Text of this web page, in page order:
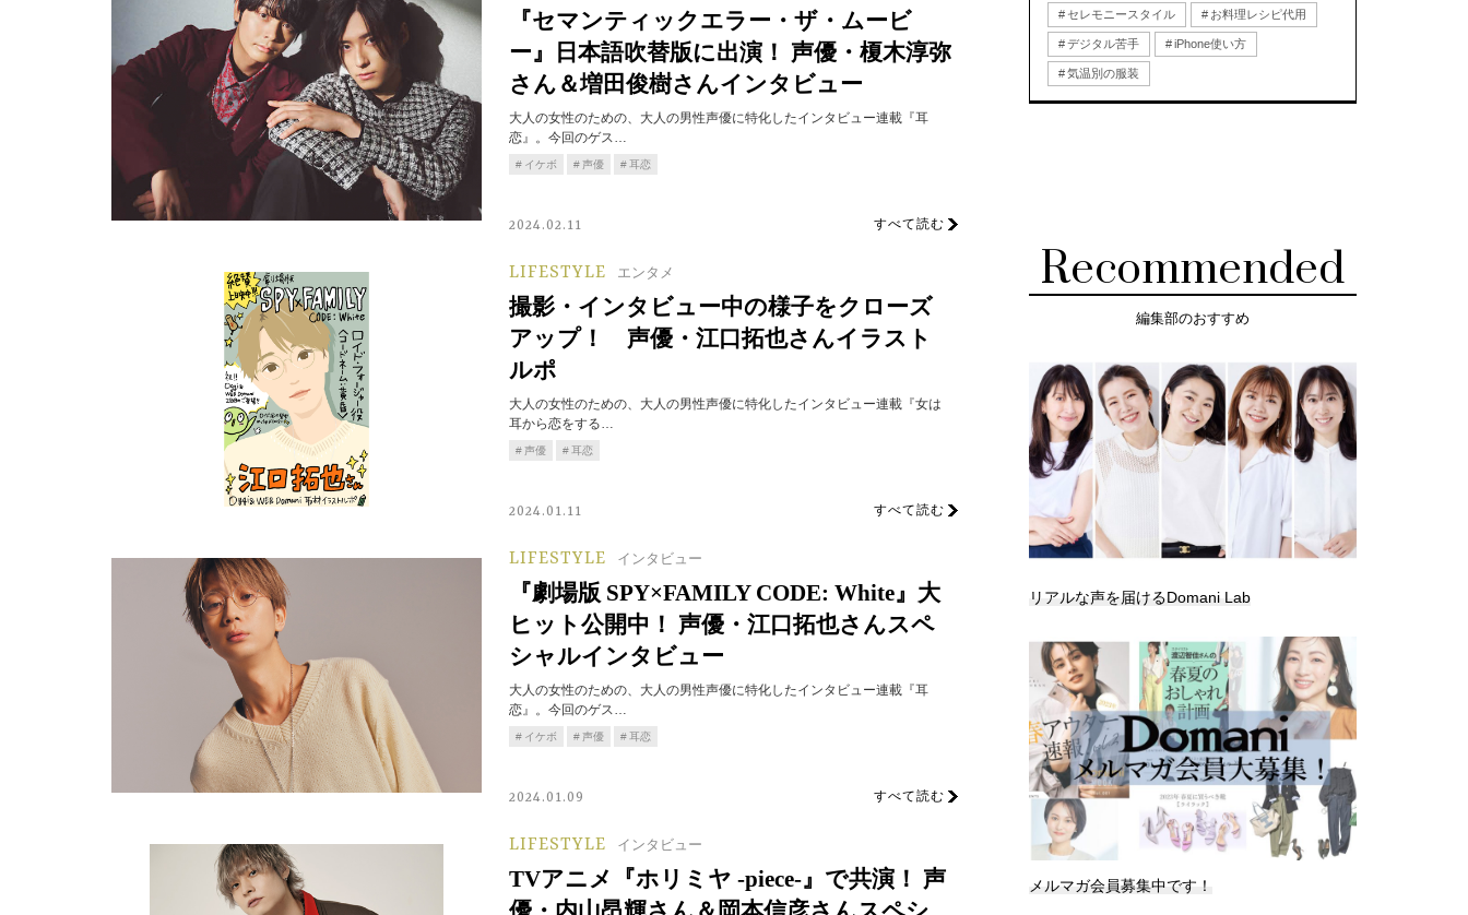
『セマンティックエラー・ザ・ムービ
ー』日本語吹替版に出演！ 声優・榎木淳弥
さん＆増田俊樹さんインタビュー
大人の女性のための、大人の男性声優に特化したインタビュー連載『耳
恋』。今回のゲス…
イケボ 声優 耳恋
2024.02.11 すべて読む
LIFESTYLE エンタメ
撮影・インタビュー中の様子をクローズ
アップ！ 声優・江口拓也さんイラスト
ルポ
大人の女性のための、大人の男性声優に特化したインタビュー連載『女は
耳から恋をする…
声優 耳恋
2024.01.11 すべて読む
LIFESTYLE インタビュー
『劇場版 SPY×FAMILY CODE: White』大
ヒット公開中！ 声優・江口拓也さんスペ
シャルインタビュー
大人の女性のための、大人の男性声優に特化したインタビュー連載『耳
恋』。今回のゲス…
イケボ 声優 耳恋
2024.01.09 すべて読む
LIFESTYLE インタビュー
TVアニメ『ホリミヤ -piece-』で共演！ 声
セレモニースタイル お料理レシピ代用
デジタル苦手 iPhone使い方
気温別の服装
Recommended
編集部のおすすめ
リアルな声を届けるDomani Lab
メルマガ会員募集中です！